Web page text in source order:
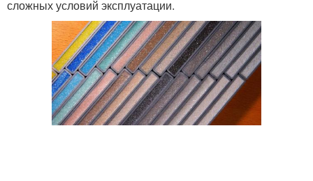
сложных условий эксплуатации.